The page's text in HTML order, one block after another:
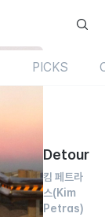
PICKS
Detour
킴 페트라
스(Kim
Petras)